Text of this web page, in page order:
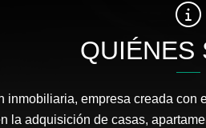
QUIÉNES
inmobiliaria, empresa creada con
la adquisición de casas,